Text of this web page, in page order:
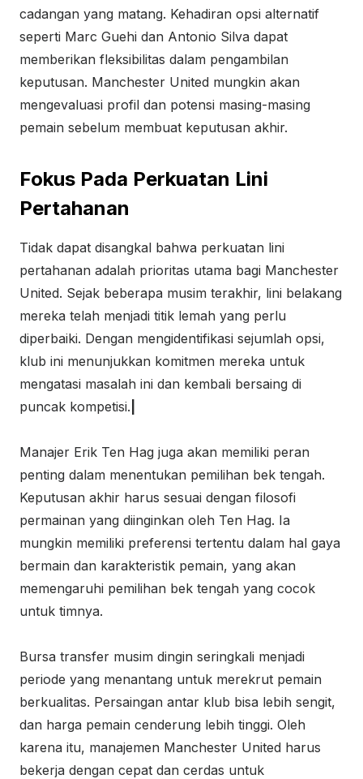
cadangan yang matang. Kehadiran opsi alternatif
seperti Marc Guehi dan Antonio Silva dapat
memberikan fleksibilitas dalam pengambilan
keputusan. Manchester United mungkin akan
mengevaluasi profil dan potensi masing-masing
pemain sebelum membuat keputusan akhir.
Fokus Pada Perkuatan Lini
Pertahanan
Tidak dapat disangkal bahwa perkuatan lini
pertahanan adalah prioritas utama bagi Manchester
United. Sejak beberapa musim terakhir, lini belakang
mereka telah menjadi titik lemah yang perlu
diperbaiki. Dengan mengidentifikasi sejumlah opsi,
klub ini menunjukkan komitmen mereka untuk
mengatasi masalah ini dan kembali bersaing di
puncak kompetisi.
Manajer Erik Ten Hag juga akan memiliki peran
penting dalam menentukan pemilihan bek tengah.
Keputusan akhir harus sesuai dengan filosofi
permainan yang diinginkan oleh Ten Hag. Ia
mungkin memiliki preferensi tertentu dalam hal gaya
bermain dan karakteristik pemain, yang akan
memengaruhi pemilihan bek tengah yang cocok
untuk timnya.
Bursa transfer musim dingin seringkali menjadi
periode yang menantang untuk merekrut pemain
berkualitas. Persaingan antar klub bisa lebih sengit,
dan harga pemain cenderung lebih tinggi. Oleh
karena itu, manajemen Manchester United harus
bekerja dengan cepat dan cerdas untuk